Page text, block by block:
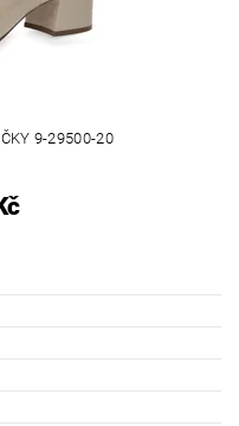
9-29500-20